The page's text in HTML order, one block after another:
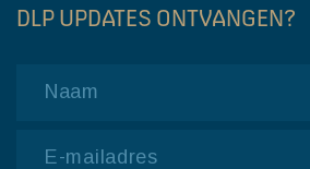
DLP UPDATES ONTVANGEN?